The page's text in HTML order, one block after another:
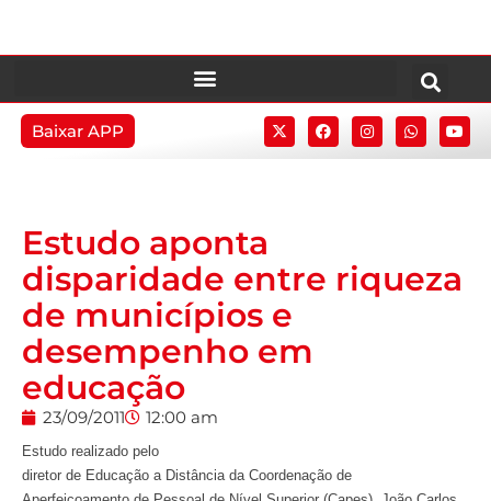
Baixar APP
Estudo aponta
disparidade entre riqueza
de municípios e
desempenho em
educação
23/09/2011 12:00 am
Estudo realizado pelo
diretor de Educação a Distância da Coordenação de